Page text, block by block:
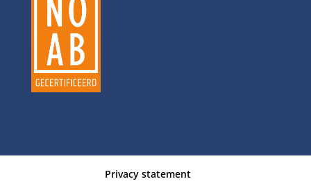
Privacy statement